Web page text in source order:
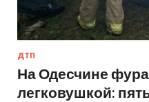
ДТП
На Одесчине
легковушкой: